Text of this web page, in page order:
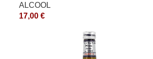
ALCOOL
17,00 €